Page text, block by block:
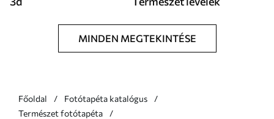
MINDEN MEGTEKINTÉSE
Főoldal
Fotótapéta katalógus
Természet fotótapéta